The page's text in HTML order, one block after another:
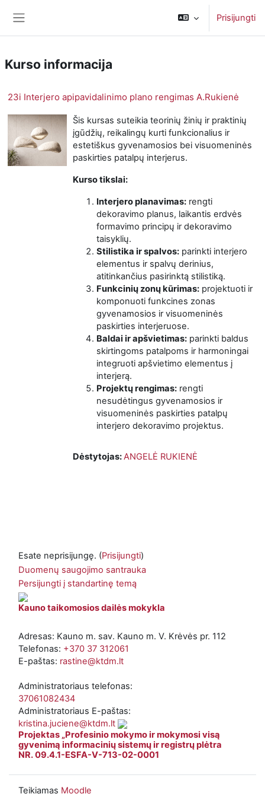
Prisijungti
Kurso informacija
23i Interjero apipavidalinimo plano rengimas A.Rukienė
Šis kursas suteikia teorinių žinių ir praktinių
įgūdžių, reikalingų kurti funkcionalius ir
estetiškus gyvenamosios bei visuomeninės
paskirties patalpų interjerus.
Kurso tikslai:
Interjero planavimas: rengti
dekoravimo planus, laikantis erdvės
formavimo principų ir dekoravimo
taisyklių.
Stilistika ir spalvos: parinkti interjero
elementus ir spalvų derinius,
atitinkančius pasirinktą stilistiką.
Funkcinių zonų kūrimas: projektuoti ir
komponuoti funkcines zonas
gyvenamosios ir visuomeninės
paskirties interjeruose.
Baldai ir apšvietimas: parinkti baldus
skirtingoms patalpoms ir harmoningai
integruoti apšvietimo elementus į
interjerą.
Projektų rengimas: rengti
nesudėtingus gyvenamosios ir
visuomeninės paskirties patalpų
interjero dekoravimo projektus.
Dėstytojas:ANGELĖ RUKIENĖ
Esate neprisijungę. (Prisijungti)
Duomenų saugojimo santrauka
Persijungti į standartinę temą
Kauno taikomosios dailės mokykla
Adresas: Kauno m. sav. Kauno m. V. Krėvės pr. 112
Telefonas: +370 37 312061
E-paštas: rastine@ktdm.lt
Administratoriaus telefonas:
37061082434
Administratoriaus E-paštas:
kristina.juciene@ktdm.lt
Projektas „Profesinio mokymo ir mokymosi visą
gyvenimą informacinių sistemų ir registrų plėtra
NR. 09.4.1-ESFA-V-713-02-0001
Teikiamas Moodle